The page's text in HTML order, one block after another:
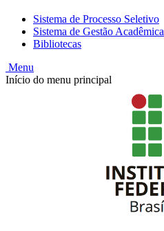
Sistema de Processo Seletivo
Sistema de Gestão Acadêmica
Bibliotecas
Menu
Início do menu principal